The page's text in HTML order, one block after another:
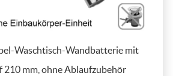
Waschtisch-Wandbatterie mit
210 mm, ohne Ablaufzubehör